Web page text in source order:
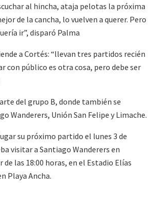
al hincha, ataja pelotas la próxima
de la cancha, lo vuelven a querer. Pero
ir”, disparó Palma
a Cortés: “llevan tres partidos recién
con público es otra cosa, pero debe ser
del grupo B, donde también se
Wanderers, Unión San Felipe y Limache.
su próximo partido el lunes 3 de
visitar a Santiago Wanderers en
las 18:00 horas, en el Estadio Elías
Playa Ancha.